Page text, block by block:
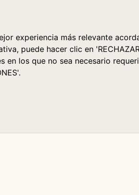
experiencia más relevante
puede hacer clic en
los que no sea necesario